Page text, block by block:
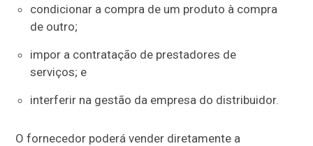
condicionar a compra de um produto à compra
de outro;
impor a contratação de prestadores de
serviços; e
interferir na gestão da empresa do distribuidor.
O fornecedor poderá vender diretamente a